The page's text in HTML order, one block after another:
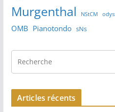
Murgenthal NStCM
OMB Pianotondo sNs
Articles récents